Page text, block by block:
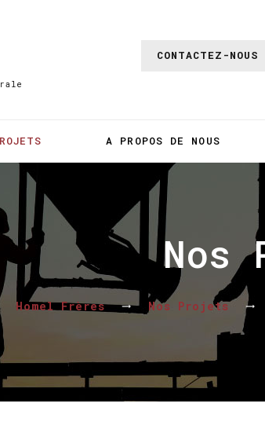
CONTACTEZ-NOUS
A PROPOS DE NOUS
Nos
Homel Frères Nos Projets